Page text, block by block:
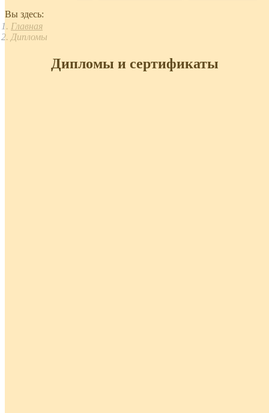
Вы здесь:
Главная
Дипломы
Дипломы и сертификаты